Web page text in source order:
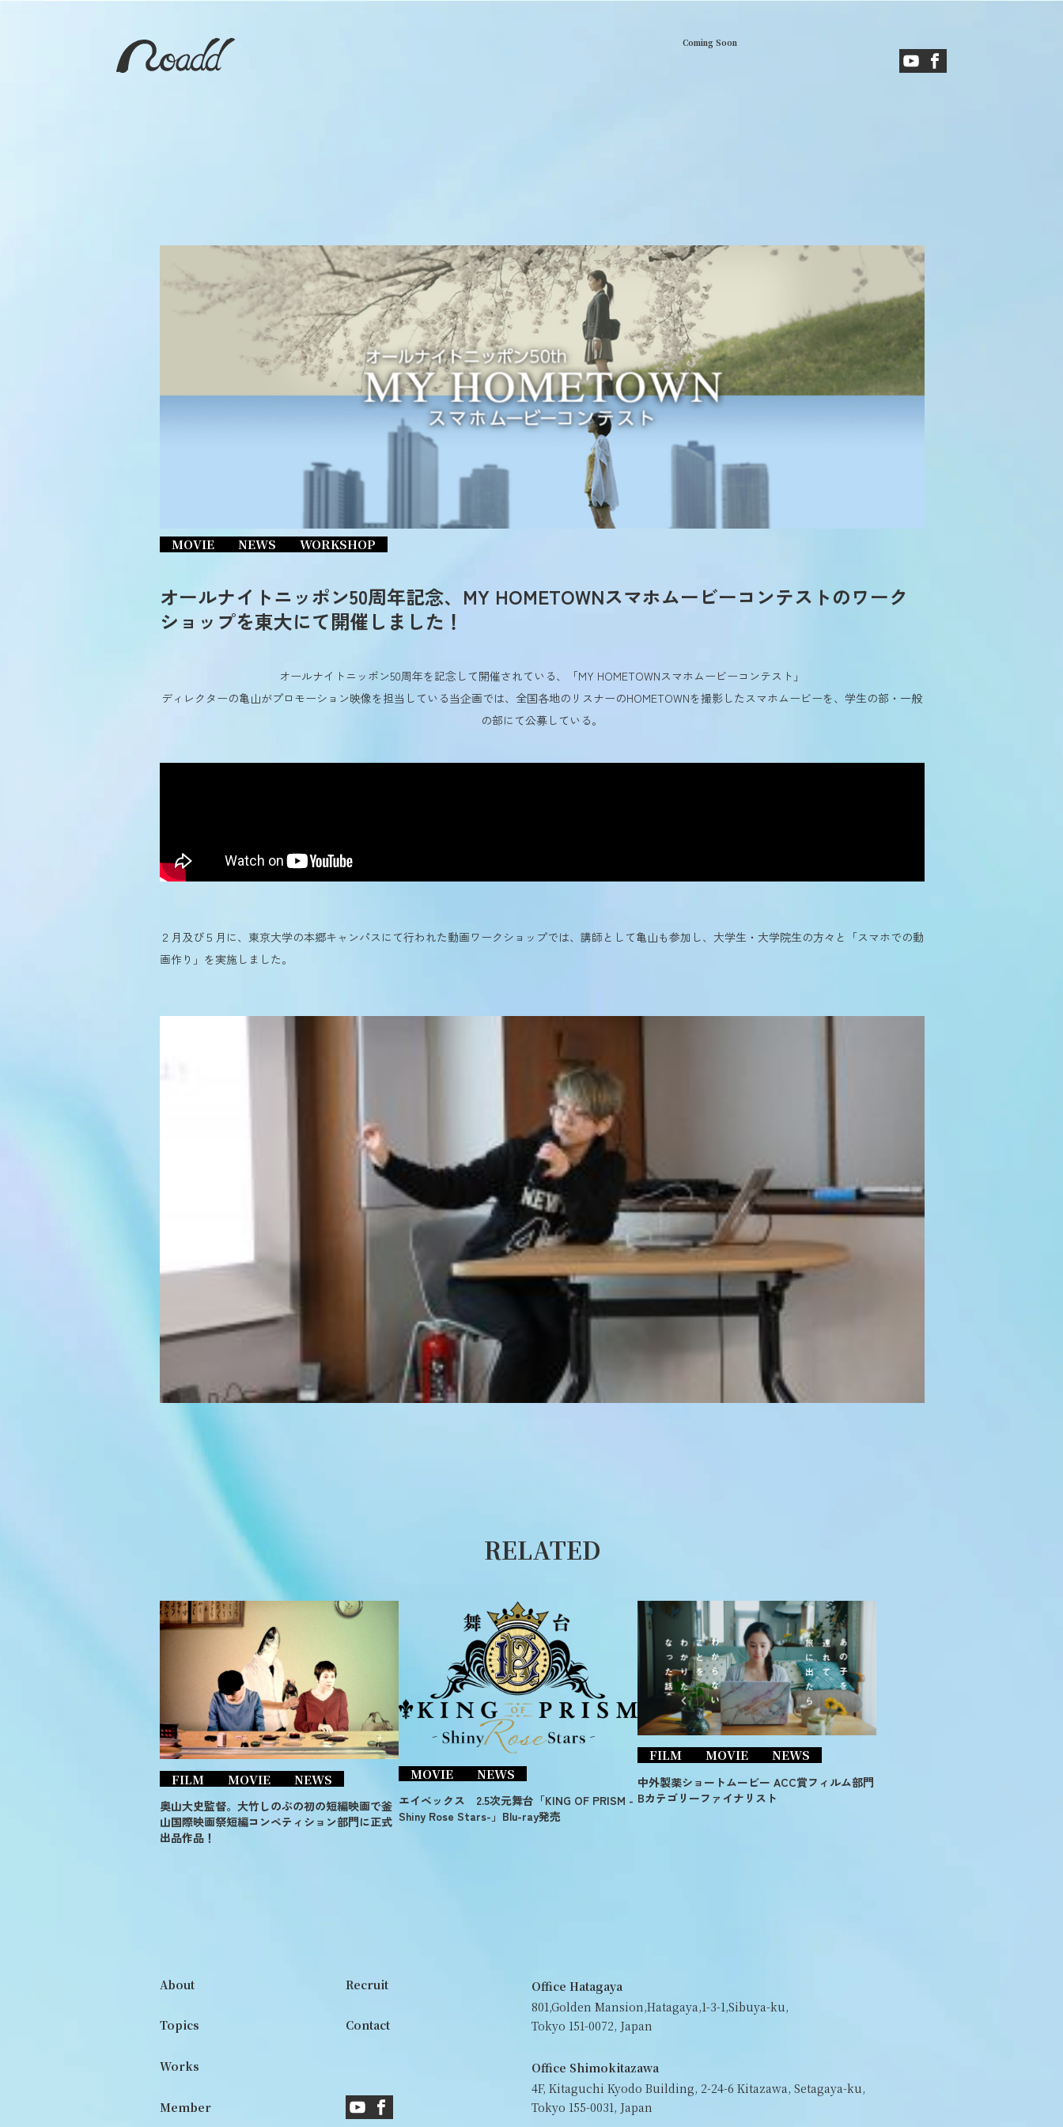
Coming Soon
MOVIE NEWS WORKSHOP
オールナイトニッポン50周年記念、MY HOMETOWNスマホムービーコンテストのワーク
ショップを東大にて開催しました！
オールナイトニッポン50周年を記念して開催されている、「MY HOMETOWNスマホムービーコンテスト」
ディレクターの亀山がプロモーション映像を担当している当企画では、全国各地のリスナーのHOMETOWNを撮影したスマホムービーを、学生の部・一般
の部にて公募している。
２月及び５月に、東京大学の本郷キャンパスにて行われた動画ワークショップでは、講師として亀山も参加し、大学生・大学院生の方々と「スマホでの動
画作り」を実施しました。
RELATED
FILM MOVIE NEWS
奥山大史監督。大竹しのぶの初の短編映画で釜
山国際映画祭短編コンペティション部門に正式
出品作品！
MOVIE NEWS
エイベックス 2.5次元舞台「KING OF PRISM -
Shiny Rose Stars-」Blu-ray発売
FILM MOVIE NEWS
中外製薬ショートムービー ACC賞フィルム部門
Bカテゴリーファイナリスト
About
Topics
Works
Member
Recruit
Contact
Office Hatagaya
801,Golden Mansion,Hatagaya,1-3-1,Sibuya-ku,
Tokyo 151-0072, Japan
Office Shimokitazawa
4F, Kitaguchi Kyodo Building, 2-24-6 Kitazawa, Setagaya-ku,
Tokyo 155-0031, Japan